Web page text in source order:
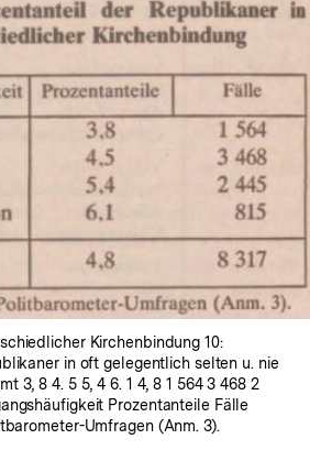
Lightbox
öffnen
Kirchenbindung 10:
in oft gelegentlich selten u. nie
3, 8 4. 5 5, 4 6. 1 4, 8 1 564 3 468 2
Prozentanteile Fälle
Umfragen (Anm. 3).